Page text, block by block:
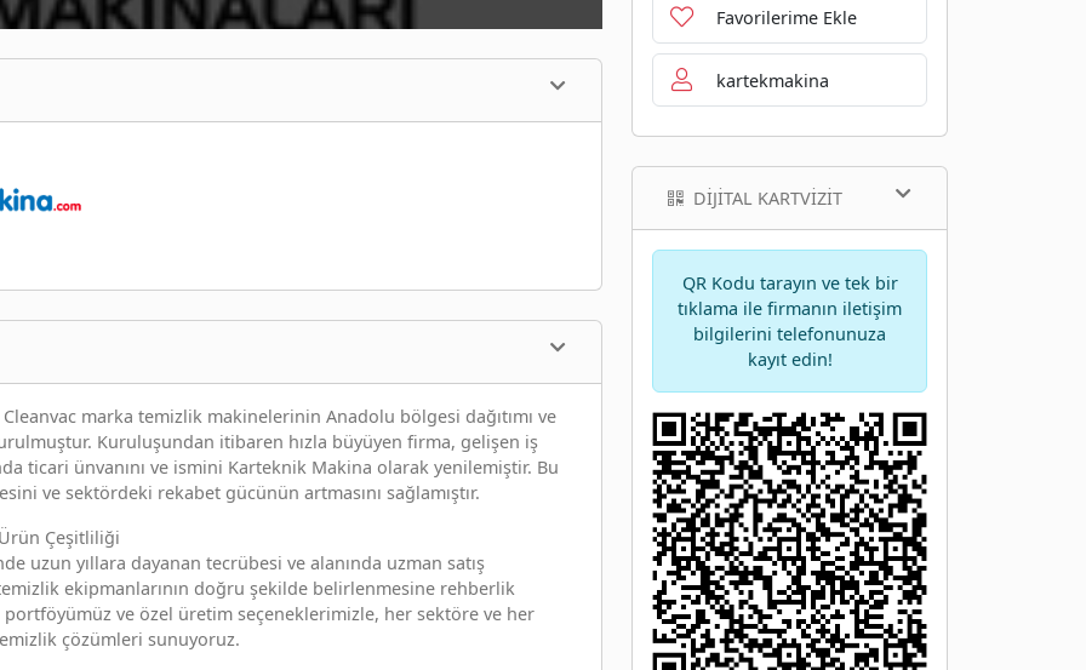
marka temizlik makinelerinin Anadolu bölgesi dağıtımı ve
Kuruluşundan itibaren hızla büyüyen firma, gelişen iş
ticari ünvanını ve ismini Karteknik Makina olarak yenilemiştir. Bu
ve sektördeki rekabet gücünün artmasını sağlamıştır.
Ürün Çeşitliliği
uzun yıllara dayanan tecrübesi ve alanında uzman satış
ekipmanlarının doğru şekilde belirlenmesine rehberlik
portföyümüz ve özel üretim seçeneklerimizle, her sektöre ve her
çözümleri sunuyoruz.
Favorilerime Ekle
kartekmakina
DIJITAL KARTVIZIT
QR Kodu tarayın ve tek bir
tıklama ile firmanın iletişim
bilgilerini telefonunuza
kayıt edin!